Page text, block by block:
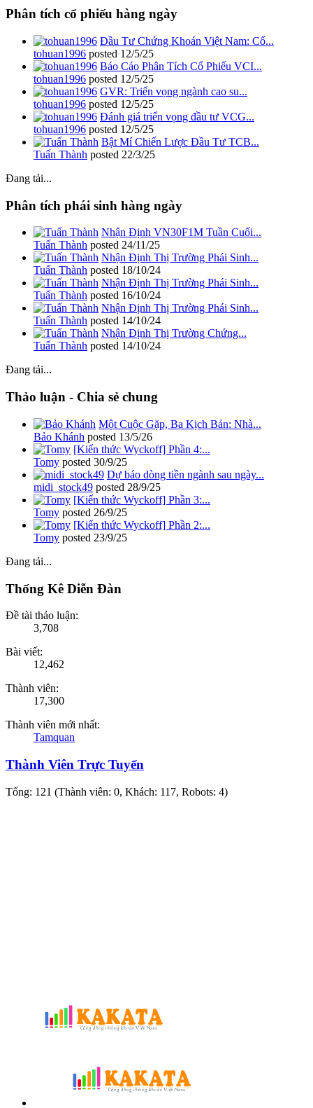
Phân tích cổ phiếu hàng ngày
Đầu Tư Chứng Khoán Việt Nam: Cổ...
tohuan1996 posted 12/5/25
Báo Cáo Phân Tích Cổ Phiếu VCI...
tohuan1996 posted 12/5/25
GVR: Triển vọng ngành cao su...
tohuan1996 posted 12/5/25
Đánh giá triển vọng đầu tư VCG...
tohuan1996 posted 12/5/25
Bật Mí Chiến Lược Đầu Tư TCB...
Tuấn Thành posted 22/3/25
Đang tải...
Phân tích phái sinh hàng ngày
Nhận Định VN30F1M Tuần Cuối...
Tuấn Thành posted 24/11/25
Nhận Định Thị Trường Phái Sinh...
Tuấn Thành posted 18/10/24
Nhận Định Thị Trường Phái Sinh...
Tuấn Thành posted 16/10/24
Nhận Định Thị Trường Phái Sinh...
Tuấn Thành posted 14/10/24
Nhận Định Thị Trường Chứng...
Tuấn Thành posted 14/10/24
Đang tải...
Thảo luận - Chia sẻ chung
Một Cuộc Gặp, Ba Kịch Bản: Nhà...
Bảo Khánh posted 13/5/26
[Kiến thức Wyckoff] Phần 4:...
Tomy posted 30/9/25
Dự báo dòng tiền ngành sau ngày...
midi_stock49 posted 28/9/25
[Kiến thức Wyckoff] Phần 3:...
Tomy posted 26/9/25
[Kiến thức Wyckoff] Phần 2:...
Tomy posted 23/9/25
Đang tải...
Thống Kê Diễn Đàn
Đề tài thảo luận:
3,708
Bài viết:
12,462
Thành viên:
17,300
Thành viên mới nhất:
Tamquan
Thành Viên Trực Tuyến
Tổng: 121 (Thành viên: 0, Khách: 117, Robots: 4)